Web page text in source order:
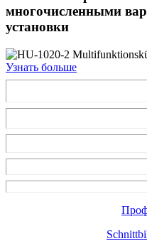
многочисленными
установки
Узнать больше